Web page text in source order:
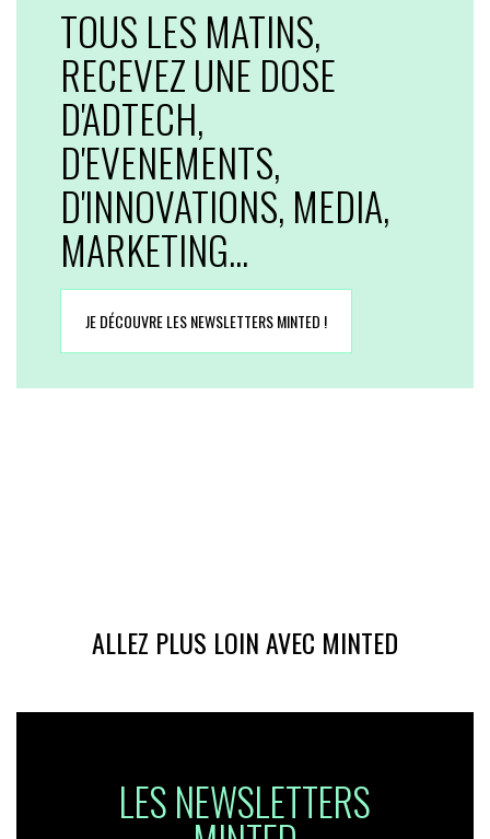
TOUS LES MATINS,
RECEVEZ UNE DOSE
D'ADTECH,
D'EVENEMENTS,
D'INNOVATIONS, MEDIA,
MARKETING...
JE DÉCOUVRE LES NEWSLETTERS MINTED !
ALLEZ PLUS LOIN AVEC MINTED
LES NEWSLETTERS